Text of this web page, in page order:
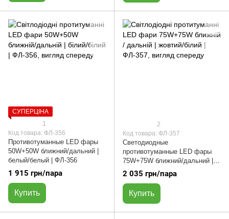
СУПЕРЦІНА
1
Код товара: ФЛ-356
Противотуманные LED фары
50W+50W ближний/дальний |
белый/белый | ФЛ-356
1 915 грн/пара
Купить
2
Код товара: ФЛ-357
Светодиодные
противотуманные LED фары
75W+75W ближний/дальний |
жовтый/белый | ФЛ-357
2 035 грн/пара
Купить